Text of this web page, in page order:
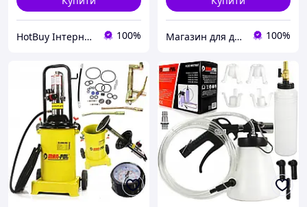
HotBuy Інтернет-магазин 100% Магазин для дорослих 100%